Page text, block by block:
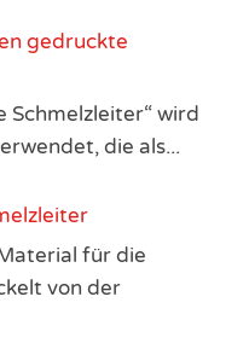
gedruckte
Schmelzleiter“ wird
die als...
für die
von der